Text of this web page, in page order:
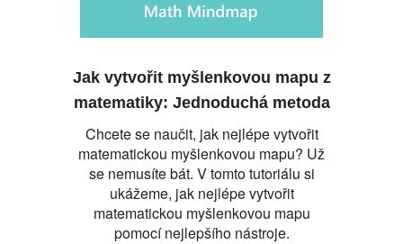
Jak vytvořit myšlenkovou mapu z
matematiky: Jednoduchá metoda
Chcete se naučit, jak nejlépe vytvořit
matematickou myšlenkovou mapu? Už
se nemusíte bát. V tomto tutoriálu si
ukážeme, jak nejlépe vytvořit
matematickou myšlenkovou mapu
pomocí nejlepšího nástroje.